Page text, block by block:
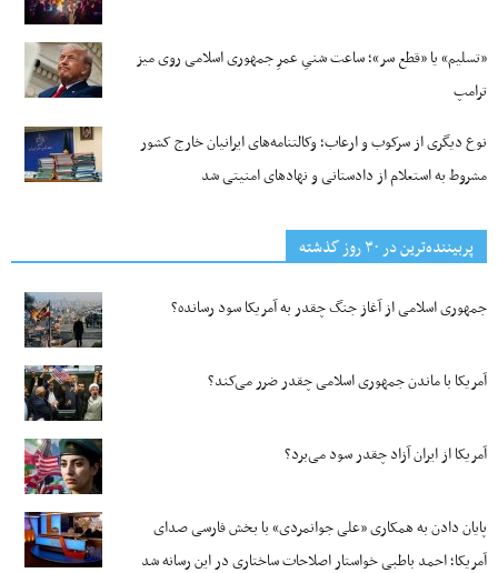
«تسلیم» یا «قطع سر»؛ ساعت شنیِ عمرِ جمهوری اسلامی روی میز
ترامپ
نوع دیگری از سرکوب و ارعاب؛ وکالتنامه‌های ایرانیان خارج کشور
مشروط به استعلام از دادستانی و نهادهای امنیتی شد
پربیننده‌ترین‌ در ۳۰ روز گذشته
جمهوری اسلامی از آغاز جنگ چقدر به آمریکا سود رسانده؟
آمریکا با ماندن جمهوری اسلامی چقدر ضرر می‌کند؟
آمریکا از ایران آزاد چقدر سود می‌برد؟
پایان دادن به همکاری «علی جوانمردی» با بخش فارسی صدای
آمریکا؛ احمد باطبی خواستار اصلاحات ساختاری در این رسانه شد